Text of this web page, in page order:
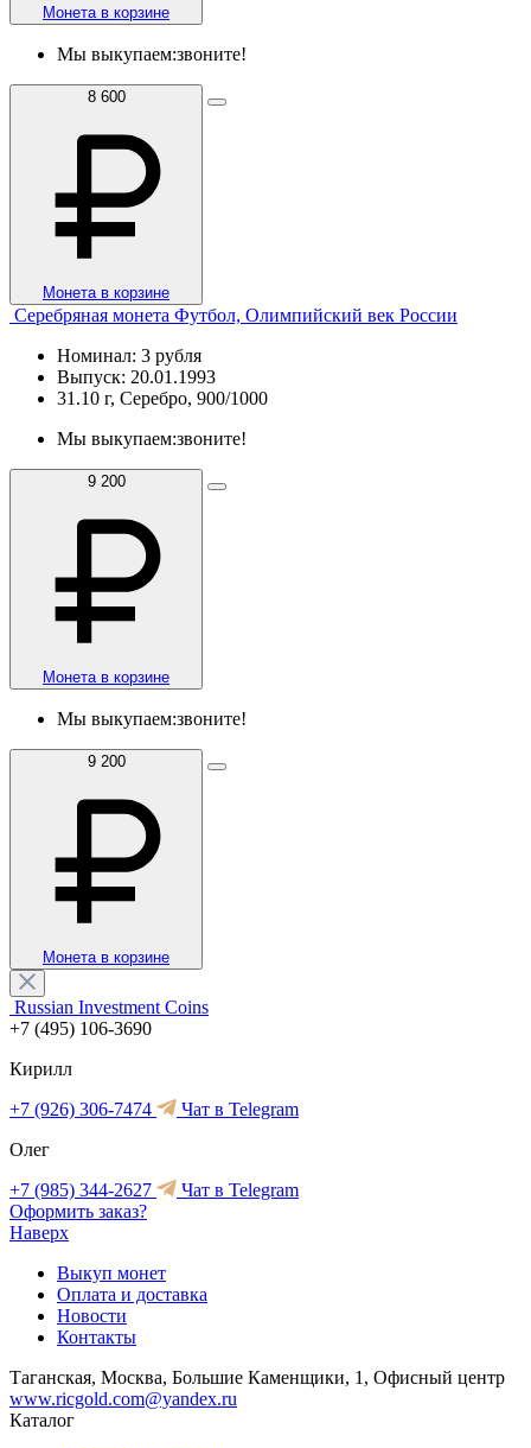
Монета в корзине
Мы выкупаем:звоните!
8 600
Монета в корзине
Серебряная монета Футбол, Олимпийский век России
Номинал: 3 рубля
Выпуск: 20.01.1993
31.10 г, Серебро, 900/1000
Мы выкупаем:звоните!
9 200
Монета в корзине
Мы выкупаем:звоните!
9 200
Монета в корзине
Russian Investment Coins
+7 (495) 106-3690
Кирилл
+7 (926) 306-7474
Чат в Telegram
Олег
+7 (985) 344-2627
Чат в Telegram
Оформить заказ?
Наверх
Выкуп монет
Оплата и доставка
Новости
Контакты
Таганская, Москва, Большие Каменщики, 1, Офисный центр
www.ricgold.com@yandex.ru
Каталог